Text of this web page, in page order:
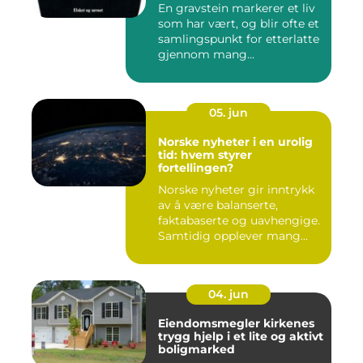
En gravstein markerer et liv
som har vært, og blir ofte et
samlingspunkt for etterlatte
gjennom mang...
05. jun
Norske nyheter i en urolig
tid: hvem styrer
fortellingen?
Norske nyheter gir inntrykk
av å være balanserte,
faktabaserte og uavhengige.
Samtidig opplever mang...
04. jun
Eiendomsmegler kirkenes
trygg hjelp i et lite og aktivt
boligmarked